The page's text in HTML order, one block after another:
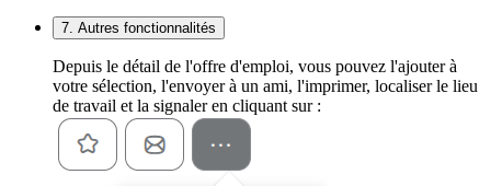
7. Autres fonctionnalités
Depuis le détail de l'offre d'emploi, vous pouvez l'ajouter à
votre sélection, l'envoyer à un ami, l'imprimer, localiser le lieu
de travail et la signaler en cliquant sur :